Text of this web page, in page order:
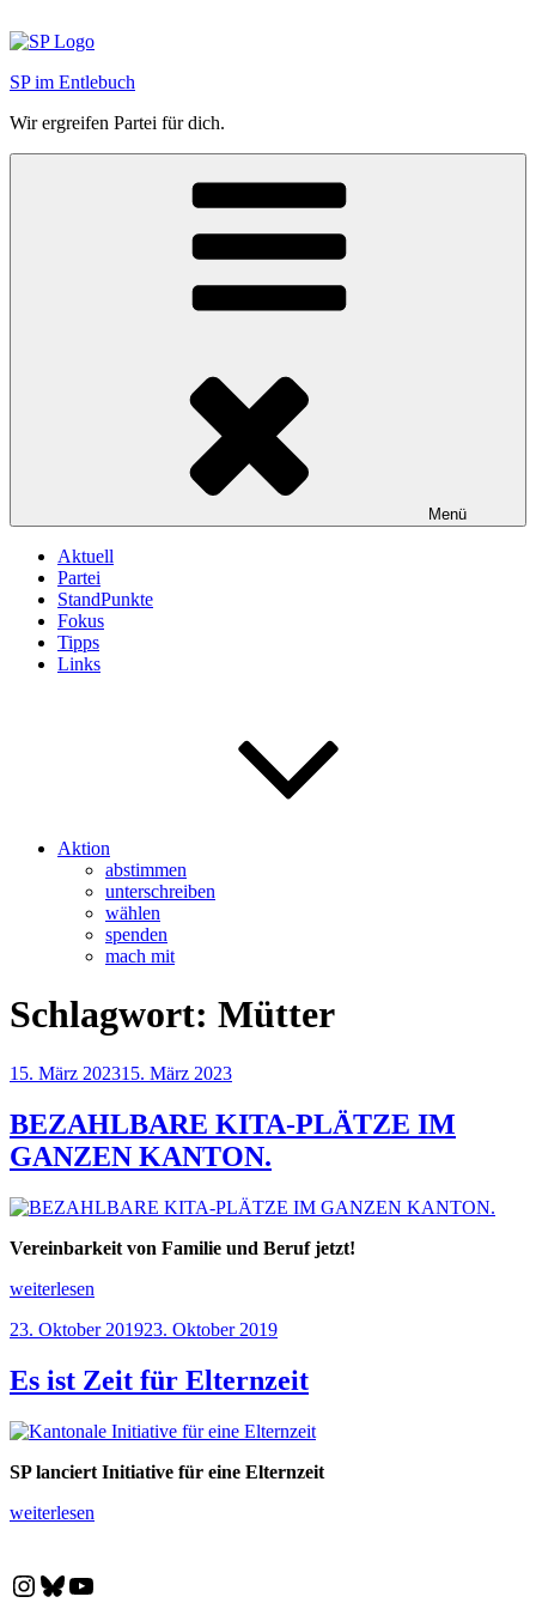
Inhalt
SP im Entlebuch
Wir ergreifen Partei für dich.
Menü
Aktuell
Partei
StandPunkte
Fokus
Tipps
Links
Aktion
abstimmen
unterschreiben
wählen
spenden
mach mit
Schlagwort: Mütter
Veröffentlicht
15. März 202315. März 2023
BEZAHLBARE KITA-PLÄTZE IM
GANZEN KANTON.
Vereinbarkeit von Familie und Beruf jetzt!
„BEZAHLBARE
PLÄTZE
GANZEN
KANTON.“
weiterlesen
Veröffentlicht
23. Oktober 201923. Oktober 2019
Es ist Zeit für Elternzeit
SP lanciert Initiative für eine Elternzeit
„Es
für
Elternzeit“
weiterlesen
Instagram
Bluesky
YouTube